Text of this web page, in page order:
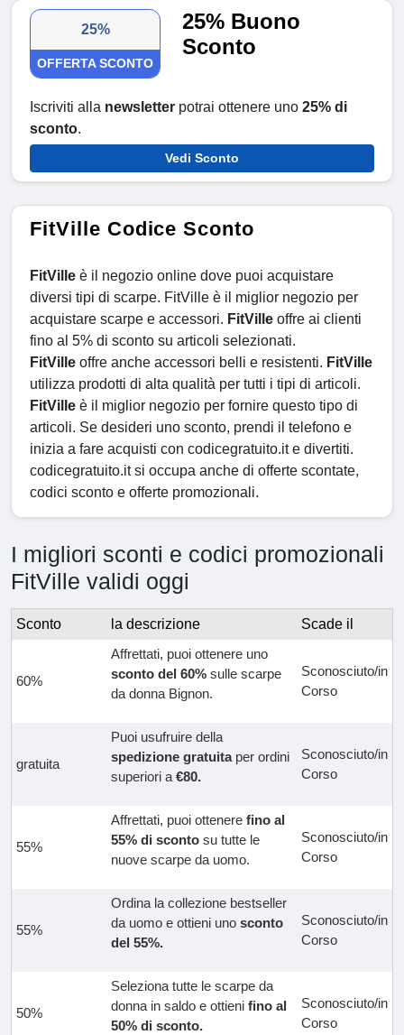
25%
OFFERTA SCONTO
25% Buono
Sconto
Iscriviti alla newsletter potrai ottenere uno 25% di
sconto.
Vedi Sconto
FitVille Codice Sconto
FitVille è il negozio online dove puoi acquistare
diversi tipi di scarpe. FitVille è il miglior negozio per
acquistare scarpe e accessori. FitVille offre ai clienti
fino al 5% di sconto su articoli selezionati.
FitVille offre anche accessori belli e resistenti. FitVille
utilizza prodotti di alta qualità per tutti i tipi di articoli.
FitVille è il miglior negozio per fornire questo tipo di
articoli. Se desideri uno sconto, prendi il telefono e
inizia a fare acquisti con codicegratuito.it e divertiti.
codicegratuito.it si occupa anche di offerte scontate,
codici sconto e offerte promozionali.
I migliori sconti e codici promozionali
FitVille validi oggi
Sconto la descrizione Scade il
60%
Affrettati, puoi ottenere uno
sconto del 60% sulle scarpe
da donna Bignon.
Sconosciuto/in
Corso
gratuita
Puoi usufruire della
spedizione gratuitaper ordini
superiori a €80.
Sconosciuto/in
Corso
55%
Affrettati, puoi ottenere fino al
55% di sconto su tutte le
nuove scarpe da uomo.
Sconosciuto/in
Corso
55%
Ordina la collezione bestseller
da uomo e ottieni uno sconto
del 55%.
Sconosciuto/in
Corso
50%
Seleziona tutte le scarpe da
donna in saldo e ottieni fino al
50% di sconto.
Sconosciuto/in
Corso